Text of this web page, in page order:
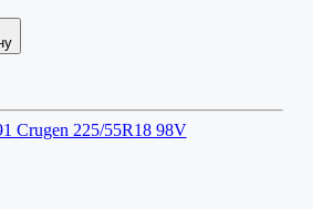
Crugen 225/55R18 98V